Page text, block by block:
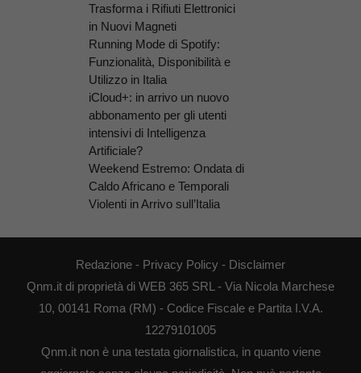
Trasforma i Rifiuti Elettronici
in Nuovi Magneti
Running Mode di Spotify:
Funzionalità, Disponibilità e
Utilizzo in Italia
iCloud+: in arrivo un nuovo
abbonamento per gli utenti
intensivi di Intelligenza
Artificiale?
Weekend Estremo: Ondata di
Caldo Africano e Temporali
Violenti in Arrivo sull’Italia
Redazione - Privacy Policy - Disclaimer
Qnm.it di proprietà di WEB 365 SRL - Via Nicola Marchese
10, 00141 Roma (RM) - Codice Fiscale e Partita I.V.A.
12279101005
Qnm.it non è una testata giornalistica, in quanto viene